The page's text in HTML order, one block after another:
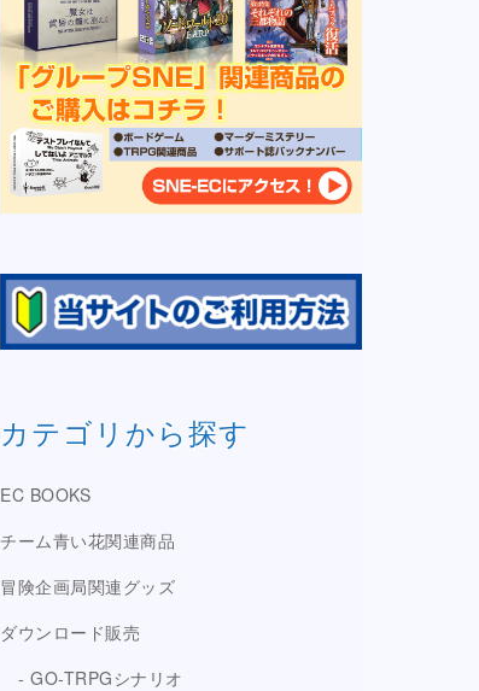
カテゴリから探す
EC BOOKS
チーム青い花関連商品
冒険企画局関連グッズ
ダウンロード販売
GO-TRPGシナリオ